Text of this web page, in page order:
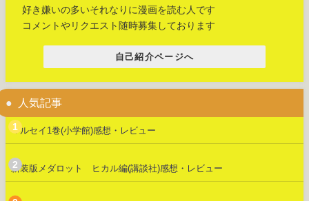
好き嫌いの多いそれなりに漫画を読む人です
コメントやリクエスト随時募集しております
自己紹介ページへ
人気記事
マルセイ1巻(小学館)感想・レビュー
新装版メダロット ヒカル編(講談社)感想・レビュー